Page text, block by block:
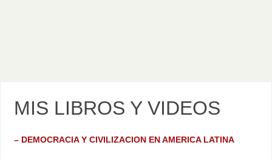
MIS LIBROS Y VIDEOS
– DEMOCRACIA Y CIVILIZACION EN AMERICA LATINA